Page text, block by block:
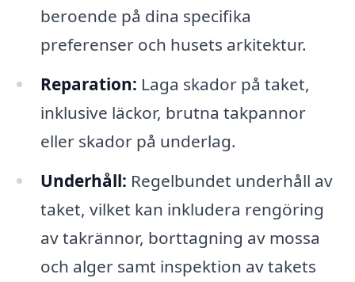
beroende på dina specifika
preferenser och husets arkitektur.
Reparation: Laga skador på taket,
inklusive läckor, brutna takpannor
eller skador på underlag.
Underhåll: Regelbundet underhåll av
taket, vilket kan inkludera rengöring
av takrännor, borttagning av mossa
och alger samt inspektion av takets